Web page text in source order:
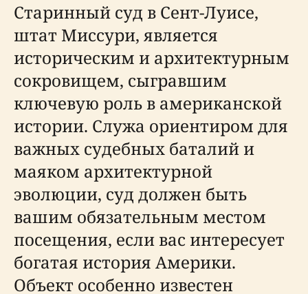
Старинный суд в Сент-Луисе,
штат Миссури, является
историческим и архитектурным
сокровищем, сыгравшим
ключевую роль в американской
истории. Служа ориентиром для
важных судебных баталий и
маяком архитектурной
эволюции, суд должен быть
вашим обязательным местом
посещения, если вас интересует
богатая история Америки.
Объект особенно известен